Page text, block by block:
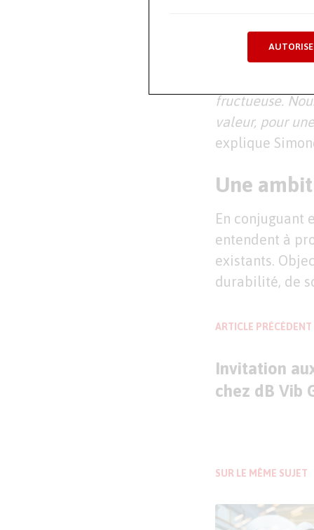
fructueuse.
valeur, pour
explique
Une
En conjuguant
entendent à
existants.
durabilité, de
ARTICLE PRÉCÉDENT
Invitation
chez dB Vib
SUR LE MÊME SUJET